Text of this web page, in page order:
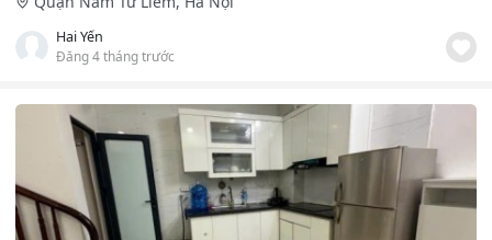
Hai Yến
Đăng 4 tháng trước